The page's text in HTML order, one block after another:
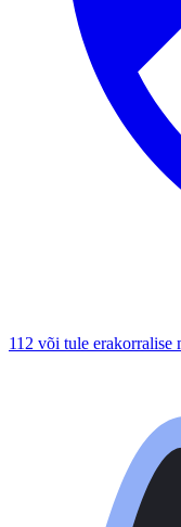
112 või tule erakorralise